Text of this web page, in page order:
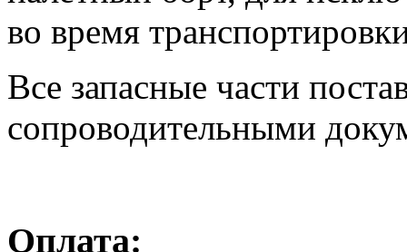
во время
Все запасные части
сопроводительными
Оплата: